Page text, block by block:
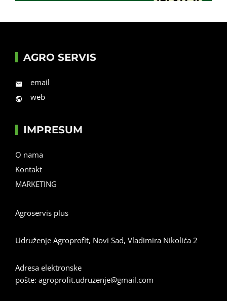
AGRO SERVIS
email
web
IMPRESUM
O nama
Kontakt
MARKETING
Agroservis plus
Udruženje Agroprofit, Novi Sad, Vladimira Nikolića 2
Adresa elektronske
pošte: agroprofit.udruzenje@gmail.com